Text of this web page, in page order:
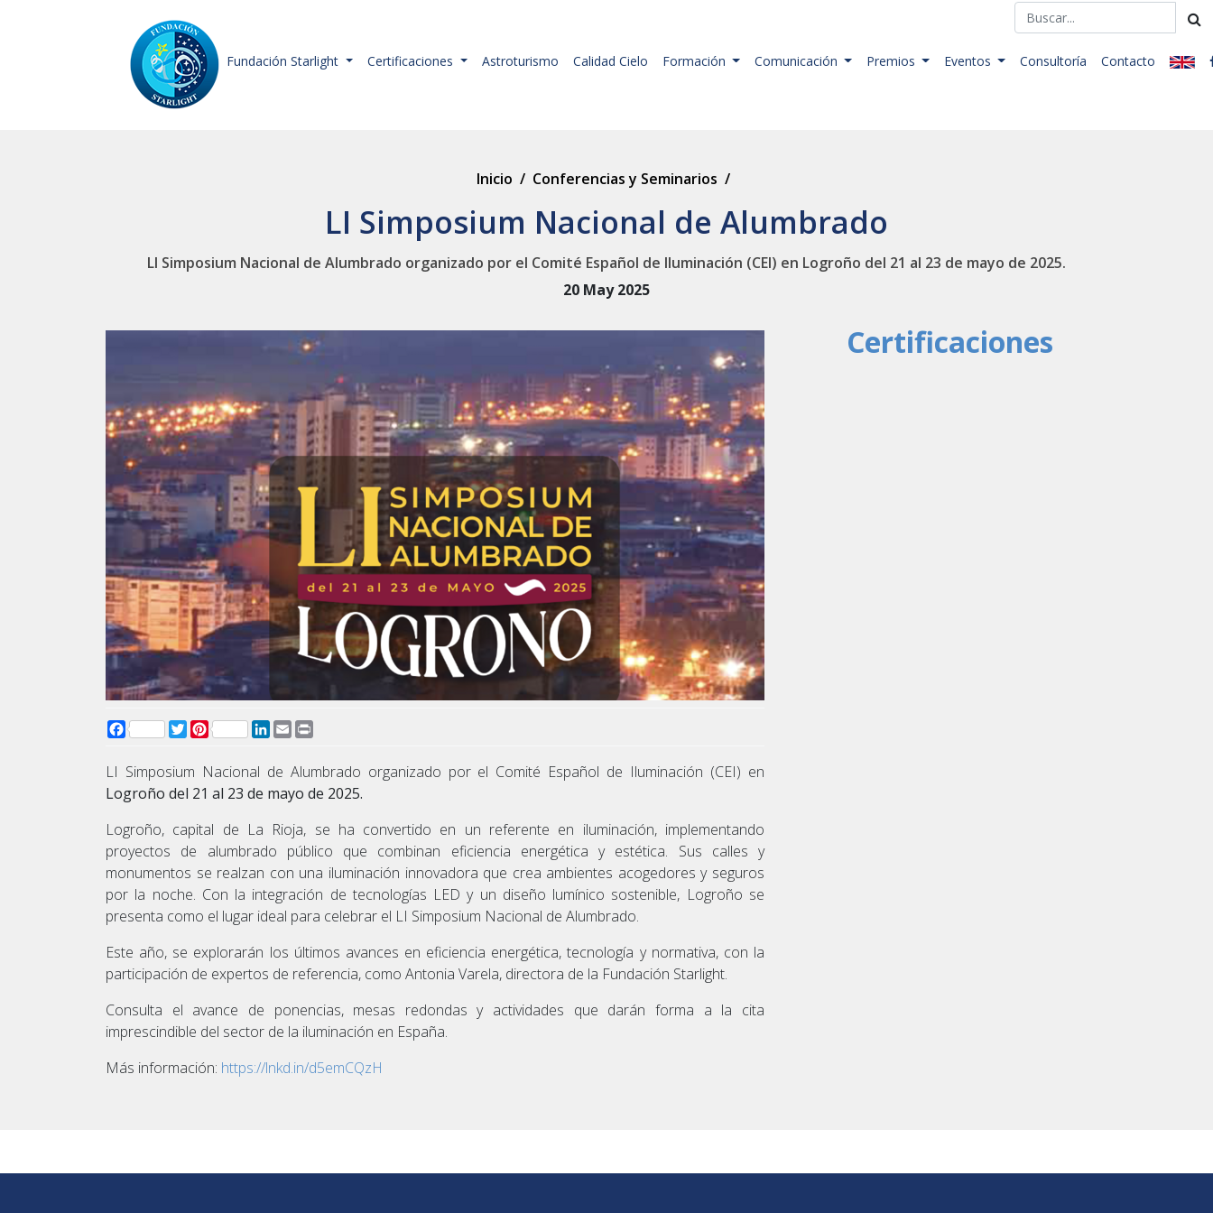
Fundación Starlight Certificaciones Astroturismo Calidad Cielo Formación Comunicación Premios Eventos Consultoría Contacto
Inicio / Conferencias y Seminarios /
LI Simposium Nacional de Alumbrado
LI Simposium Nacional de Alumbrado organizado por el Comité Español de Iluminación (CEI) en Logroño del 21 al 23 de mayo de 2025.
20 May 2025
FacebookTwitterPinterest LinkedIn
Email
LI Simposium Nacional de Alumbrado organizado por el Comité Español de Iluminación (CEI) en
Logroño del 21 al 23 de mayo de 2025.
Logroño, capital de La Rioja, se ha convertido en un referente en iluminación, implementando
proyectos de alumbrado público que combinan eficiencia energética y estética. Sus calles y
monumentos se realzan con una iluminación innovadora que crea ambientes acogedores y seguros
por la noche. Con la integración de tecnologías LED y un diseño lumínico sostenible, Logroño se
presenta como el lugar ideal para celebrar el LI Simposium Nacional de Alumbrado.
Este año, se explorarán los últimos avances en eficiencia energética, tecnología y normativa, con la
participación de expertos de referencia, como Antonia Varela, directora de la Fundación Starlight.
Consulta el avance de ponencias, mesas redondas y actividades que darán forma a la cita
imprescindible del sector de la iluminación en España.
Más información: https://lnkd.in/d5emCQzH
Certificaciones